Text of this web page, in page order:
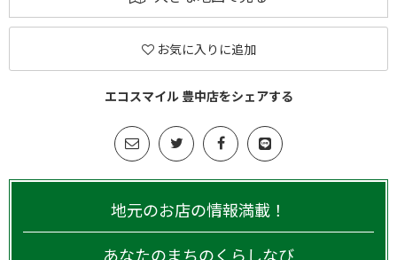
お気に入りに追加
エコスマイル 豊中店をシェアする
地元のお店の情報満載！
あなたのまちのくらしなび